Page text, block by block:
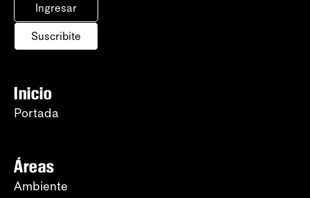
Ingresar
Suscribite
Inicio
Portada
Áreas
Ambiente